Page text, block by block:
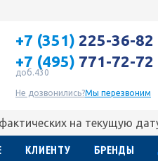
+7 (351) 225-36-82
+7 (495) 771-72-72
доб.430
Не дозвонились?Мы перезвоним
на текущую
КЛИЕНТУ БРЕНДЫ